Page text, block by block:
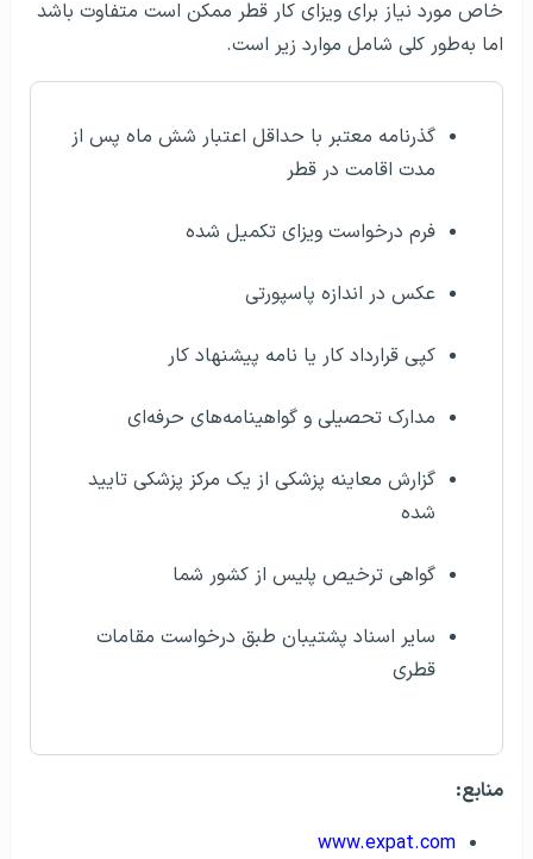
خاص مورد نیاز برای ویزای کار قطر ممکن است متفاوت باشد
اما به‌طور کلی شامل موارد زیر است.
گذرنامه معتبر با حداقل اعتبار شش ماه پس از
مدت اقامت در قطر
فرم درخواست ویزای تکمیل شده
عکس در اندازه پاسپورتی
کپی قرارداد کار یا نامه پیشنهاد کار
مدارک تحصیلی و گواهینامه‌های حرفه‌ای
گزارش معاینه پزشکی از یک مرکز پزشکی تایید
شده
گواهی ترخیص پلیس از کشور شما
سایر اسناد پشتیبان طبق درخواست مقامات
قطری
منابع:
www.expat.com